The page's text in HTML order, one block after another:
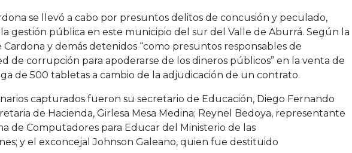
se llevó a cabo por presuntos delitos de concusión y peculado,
gestión pública en este municipio del sur del Valle de Aburrá. Según la
Cardona y demás detenidos “como presuntos responsables de
de corrupción para apoderarse de los dineros públicos” en la venta de
de 500 tabletas a cambio de la adjudicación de un contrato.
capturados fueron su secretario de Educación, Diego Fernando
de Hacienda, Girlesa Mesa Medina; Reynel Bedoya, representante
de Computadores para Educar del Ministerio de las
y el exconcejal Johnson Galeano, quien fue destituido